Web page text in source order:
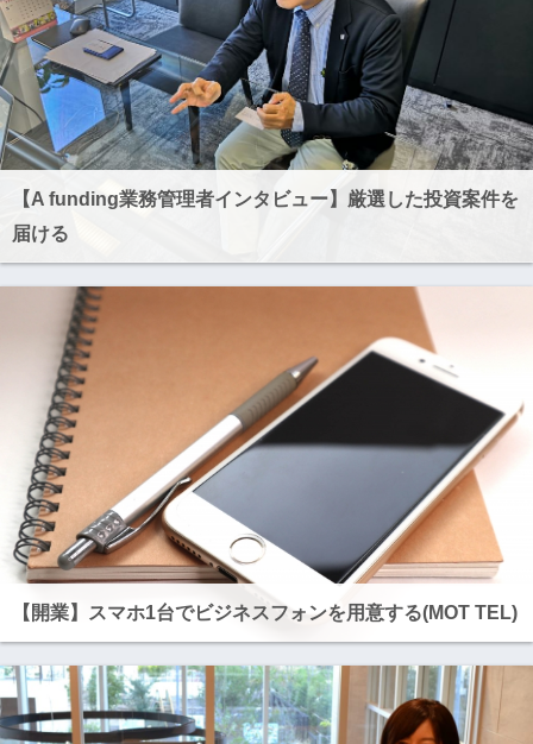
【A funding業務管理者インタビュー】厳選した投資案件を
届ける
【開業】スマホ1台でビジネスフォンを用意する(MOT TEL)